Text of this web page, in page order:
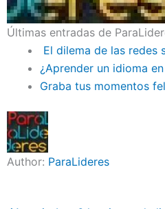
Últimas entradas de
El dilema de las redes
¿Aprender un idioma
Graba tus momentos
Author: ParaLideres